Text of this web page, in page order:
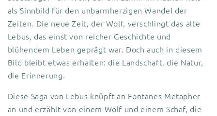
als Sinnbild für den unbarmherzigen Wandel der
Zeiten. Die neue Zeit, der Wolf, verschlingt das alte
Lebus, das einst von reicher Geschichte und
blühendem Leben geprägt war. Doch auch in diesem
Bild bleibt etwas erhalten: die Landschaft, die Natur,
die Erinnerung.
Diese Saga von Lebus knüpft an Fontanes Metapher
an und erzählt von einem Wolf und einem Schaf, die